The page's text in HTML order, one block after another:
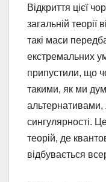
Відкриття цієї
загальній
такі маси
екстремальних
припустили, що
такими, як ми
альтернативами,
сингулярності.
теорій, де
відбувається